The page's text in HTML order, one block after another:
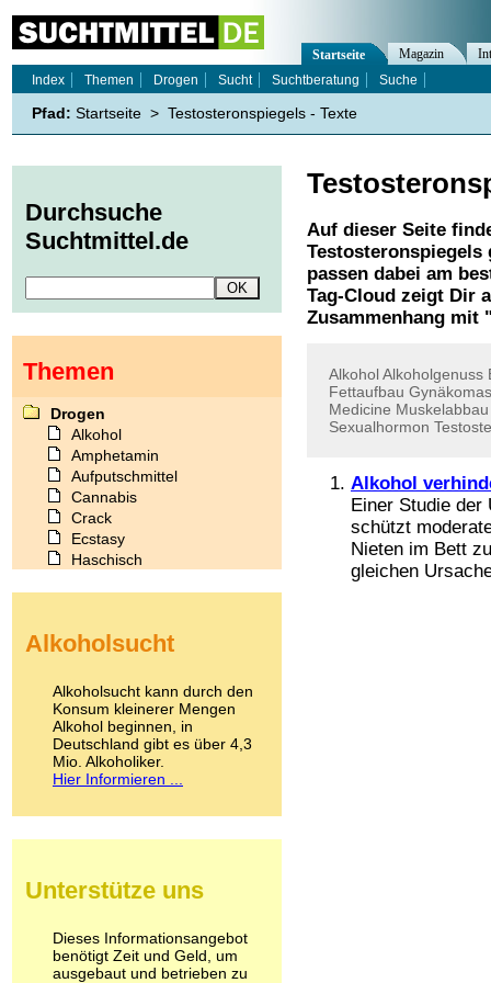
Auf dieser Seite
Testosteronspiegels
passen dabei am
Tag-Cloud zeigt Dir
Zusammenhang mit
AlkoholAlkoholgenuss
Fettaufbau
Medicine Muskelabbau
Sexualhormon
Alkohol
Einer Studie
schützt
Nieten im Bett
gleichen
Startseite Magazin
Index
Themen Drogen Sucht Suchtberatung Suche
Pfad: Startseite > Testosteronspiegels - Texte
Durchsuche
Suchtmittel.de
Themen
Drogen
Alkohol
Amphetamin
Aufputschmittel
Cannabis
Crack
Ecstasy
Haschisch
Kokain
LSD
Marihuana
Medikamente
Meskalin
Metamphetamin
Methadon
Pilze
Psychopharmaka
Schlafmittel
Schmerzmittel
Alkoholsucht
Alkoholsucht kann durch den
Konsum kleinerer Mengen
Alkohol beginnen, in
Deutschland gibt es über 4,3
Mio. Alkoholiker.
Hier Informieren ...
Unterstütze uns
Dieses Informationsangebot
benötigt Zeit und Geld, um
ausgebaut und betrieben zu